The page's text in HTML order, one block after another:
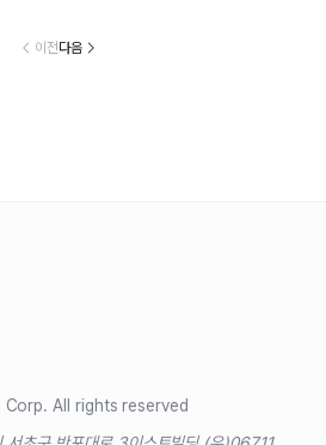
이전다음
All rights reserved